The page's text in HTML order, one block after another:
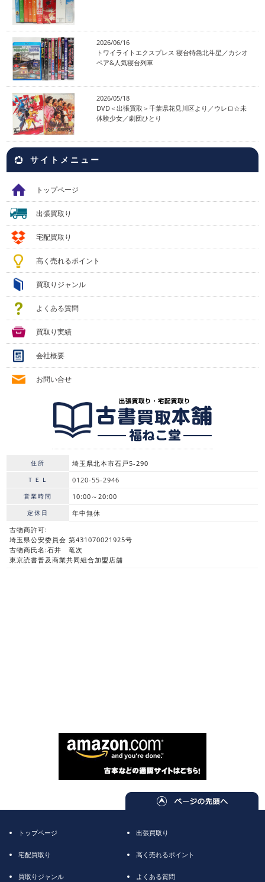
2026/06/16
トワイライトエクスプレス 寝台特急北斗星／カシオ
ペア&人気寝台列車
2026/05/18
DVD＜出張買取＞千葉県花見川区より／ウレロ☆未
体験少女／劇団ひとり
サイトメニュー
トップページ
出張買取り
宅配買取り
高く売れるポイント
買取りジャンル
よくある質問
買取り実績
会社概要
お問い合せ
住所 埼玉県北本市石戸5-290
ＴＥＬ 0120-55-2946
営業時間 10:00～20:00
定休日
年中無休
古物商許可:
埼玉県公安委員会 第431070021925号
古物商氏名:石井 竜次
東京読書普及商業共同組合加盟店舗
トップページ 出張買取り
宅配買取り 高く売れるポイント
買取りジャンル よくある質問